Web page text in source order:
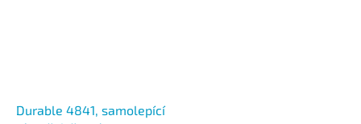
Durable 4841, samolepící